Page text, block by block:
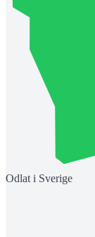
Odlat i Sverige